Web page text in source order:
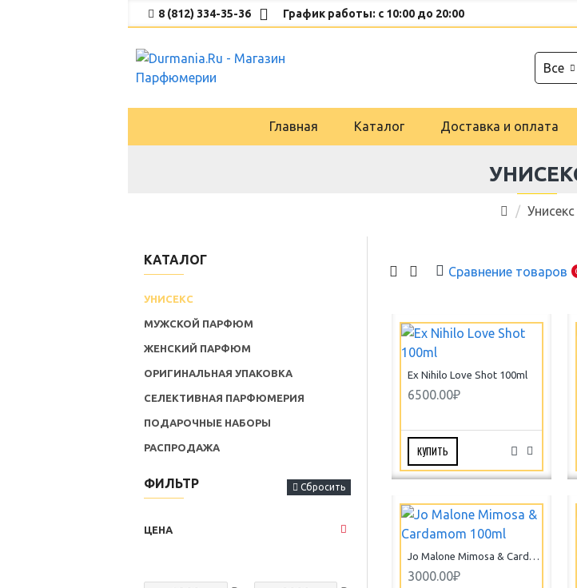
8 (812) 334-35-36 График работы: с 10:00 до 20:00
Все
Главная Каталог Доставка и оплата
Унисекс
КАТАЛОГ
УНИСЕКС
МУЖСКОЙ ПАРФЮМ
ЖЕНСКИЙ ПАРФЮМ
ОРИГИНАЛЬНАЯ УПАКОВКА
СЕЛЕКТИВНАЯ ПАРФЮМЕРИЯ
ПОДАРОЧНЫЕ НАБОРЫ
РАСПРОДАЖА
ФИЛЬТР Сбросить
ЦЕНА
Сравнение товаров
Ex Nihilo Love Shot 100ml
6500.00₽
КУПИТЬ
Jo Malone Mimosa & Cardamom 100ml
3000.00₽